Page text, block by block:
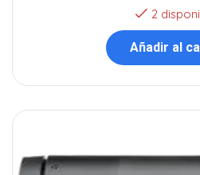
2
Añadir al